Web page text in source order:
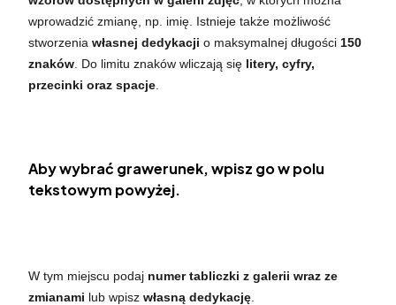
wprowadzić zmianę, np. imię. Istnieje także możliwość
stworzenia własnej dedykacji o maksymalnej długości 150
znaków . Do limitu znaków wliczają się litery, cyfry,
przecinki oraz spacje
Aby wybrać grawerunek, wpisz go w polu
tekstowym powyżej.
W tym miejscu podaj numer tabliczki z galerii wraz ze
zmianami lub wpisz własną dedykację